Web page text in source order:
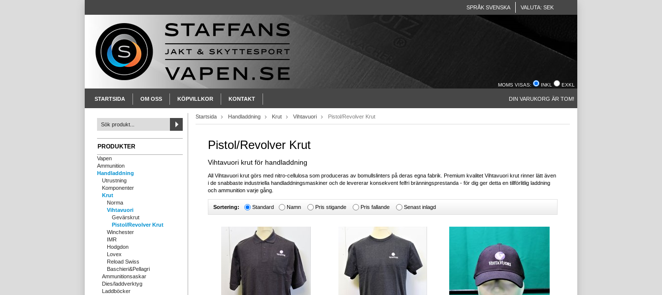
SPRÅK SVENSKA VALUTA: SEK
MOMS VISAS: INKL EXKL
STARTSIDA OM OSS KÖPVILLKOR KONTAKT DIN VARUKORG ÄR TOM!
PRODUKTER
Vapen
Ammunition
Handladdning
Utrustning
Komponenter
Krut
Norma
Vihtavuori
Gevärskrut
Pistol/Revolver Krut
Winchester
IMR
Hodgdon
Lovex
Reload Swiss
Baschieri&Pellagri
Ammunitionsaskar
Dies/laddverktyg
Laddböcker
Startsida Handladdning Krut Vihtavuori Pistol/Revolver Krut
Pistol/Revolver Krut
Vihtavuori krut för handladdning
All Vihtavuori krut görs med nitro-cellulosa som produceras av bomullslinters på deras egna fabrik. Premium kvalitet Vihtavuori krut rinner lätt även
i de snabbaste industriella handladdningsmaskiner och de levererar konsekvent felfri bränningsprestanda - för dig ger detta en tillförlitlig laddning
och ammunition varje gång.
Sortering: Standard Namn Pris stigande Pris fallande Senast inlagd